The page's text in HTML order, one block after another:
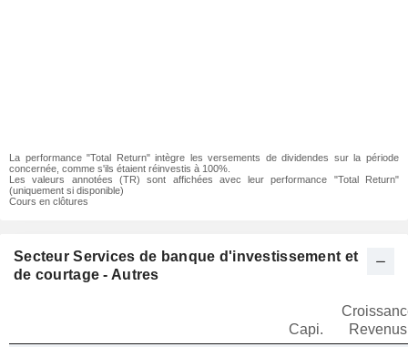
La performance "Total Return" intègre les versements de dividendes sur la période
concernée, comme s'ils étaient réinvestis à 100%.
Les valeurs annotées (TR) sont affichées avec leur performance "Total Return"
(uniquement si disponible)
Cours en clôtures
Secteur Services de banque d'investissement et
de courtage - Autres
Capi.
Revenus